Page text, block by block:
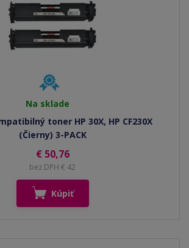
Na sklade
toner HP 30X, HP CF230X
(Čierny) 3-PACK
€ 50,76
bez DPH € 42
Kúpiť